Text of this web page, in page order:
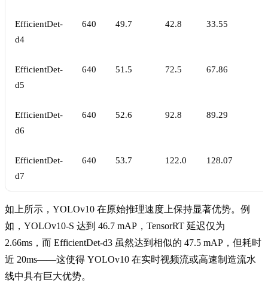
EfficientDet-
d4
640 49.7 42.8 33.55
EfficientDet-
d5
640 51.5 72.5 67.86
EfficientDet-
d6
640 52.6 92.8 89.29
EfficientDet-
d7
640 53.7 122.0 128.07
如上所示，YOLOv10 在原始推理速度上保持显著优势。例
如，YOLOv10-S 达到 46.7 mAP，TensorRT 延迟仅为
2.66ms，而 EfficientDet-d3 虽然达到相似的 47.5 mAP，但耗时
近 20ms——这使得 YOLOv10 在实时视频流或高速制造流水
线中具有巨大优势。